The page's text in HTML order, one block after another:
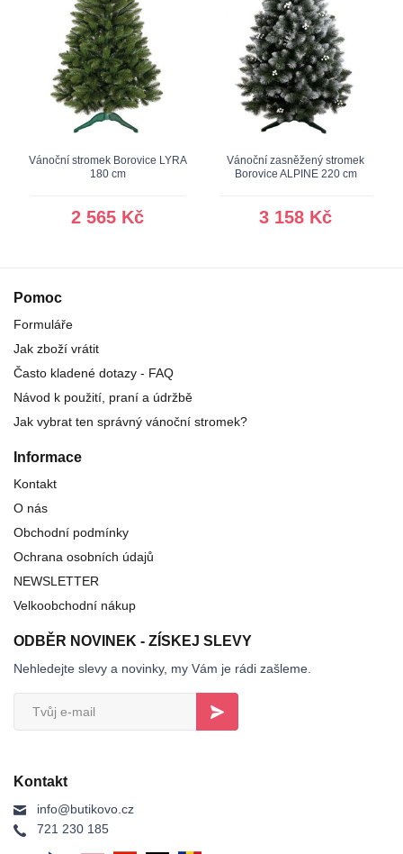
Vánoční stromek Borovice LYRA
180 cm
2 565 Kč
Vánoční zasněžený stromek
Borovice ALPINE 220 cm
3 158 Kč
Pomoc
Formuláře
Jak zboží vrátit
Často kladené dotazy - FAQ
Návod k použití, praní a údržbě
Jak vybrat ten správný vánoční stromek?
Informace
Kontakt
O nás
Obchodní podmínky
Ochrana osobních údajů
NEWSLETTER
Velkoobchodní nákup
ODBĚR NOVINEK - ZÍSKEJ SLEVY
Nehledejte slevy a novinky, my Vám je rádi zašleme.
Kontakt
info@butikovo.cz
721 230 185